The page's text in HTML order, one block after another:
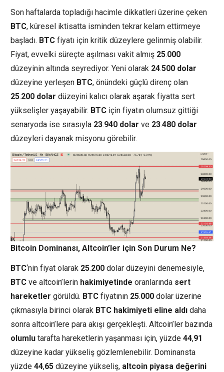
Son haftalarda topladığı hacimle dikkatleri üzerine çeken
BTC, küresel iktisatta isminden tekrar kelam ettirmeye
başladı. BTC fiyatı için kritik düzeylere gelinmiş olabilir.
Fiyat, evvelki süreçte aşılması vakit almış 25.000
düzeyinin altında seyrediyor. Yeni olarak 24.500 dolar
düzeyine yerleşen BTC, önündeki güçlü direnç olan
25.200 dolar düzeyini kalıcı olarak aşarak fiyatta sert
yükselişler yaşayabilir. BTC için fiyatın olumsuz gittiği
senaryoda ise sırasıyla 23.940 dolar ve 23.480 dolar
düzeyleri dayanak misyonu görebilir.
Bitcoin Dominansı, Altcoin’ler için Son Durum Ne?
BTC‘nin fiyat olarak 25.200 dolar düzeyini denemesiyle,
BTC ve altcoin’lerin hakimiyetinde oranlarında sert
hareketler görüldü. BTC fiyatının 25.000 dolar üzerine
çıkmasıyla birinci olarak BTC hakimiyeti eline aldı daha
sonra altcoin’lere para akışı gerçekleşti. Altcoin’ler bazında
olumlu tarafta hareketlerin yaşanması için, yüzde 44,91
düzeyine kadar yükseliş gözlemlenebilir. Dominansta
yüzde 44,65 düzeyine yükseliş, altcoin piyasa değerini